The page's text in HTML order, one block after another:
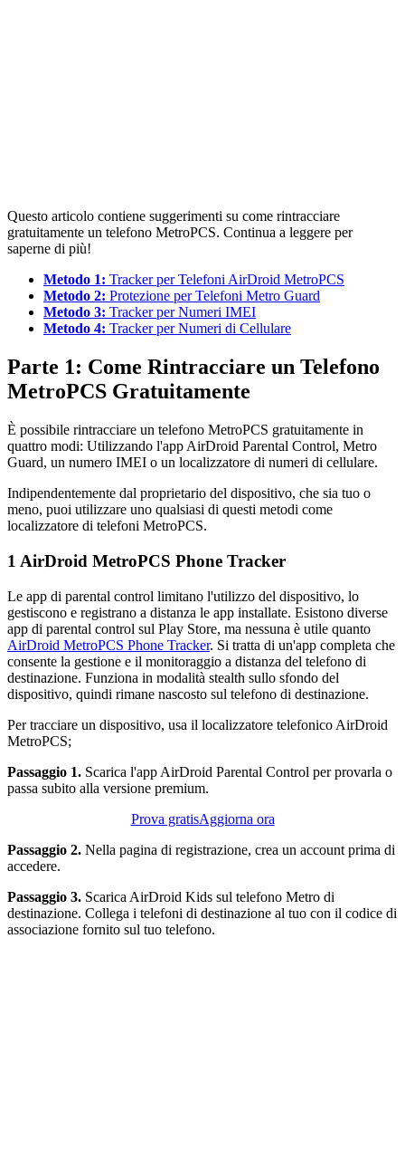
Questo articolo contiene suggerimenti su come rintracciare
gratuitamente un telefono MetroPCS. Continua a leggere per
saperne di più!
Metodo 1: Tracker per Telefoni AirDroid MetroPCS
Metodo 2: Protezione per Telefoni Metro Guard
Metodo 3: Tracker per Numeri IMEI
Metodo 4: Tracker per Numeri di Cellulare
Parte 1: Come Rintracciare un Telefono
MetroPCS Gratuitamente
È possibile rintracciare un telefono MetroPCS gratuitamente in
quattro modi: Utilizzando l'app AirDroid Parental Control, Metro
Guard, un numero IMEI o un localizzatore di numeri di cellulare.
Indipendentemente dal proprietario del dispositivo, che sia tuo o
meno, puoi utilizzare uno qualsiasi di questi metodi come
localizzatore di telefoni MetroPCS.
1 AirDroid MetroPCS Phone Tracker
Le app di parental control limitano l'utilizzo del dispositivo, lo
gestiscono e registrano a distanza le app installate. Esistono diverse
app di parental control sul Play Store, ma nessuna è utile quanto
AirDroid MetroPCS Phone Tracker. Si tratta di un'app completa che
consente la gestione e il monitoraggio a distanza del telefono di
destinazione. Funziona in modalità stealth sullo sfondo del
dispositivo, quindi rimane nascosto sul telefono di destinazione.
Per tracciare un dispositivo, usa il localizzatore telefonico AirDroid
MetroPCS;
Passaggio 1. Scarica l'app AirDroid Parental Control per provarla o
passa subito alla versione premium.
Prova gratisAggiorna ora
Passaggio 2. Nella pagina di registrazione, crea un account prima di
accedere.
Passaggio 3. Scarica AirDroid Kids sul telefono Metro di
destinazione. Collega i telefoni di destinazione al tuo con il codice di
associazione fornito sul tuo telefono.